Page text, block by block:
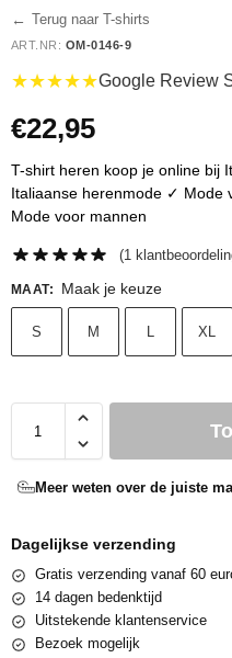
← Terug naar T-shirts
ART.NR: OM-0146-9
★★★★★Google Review
€22,95
T-shirt heren koop je online bij
Italiaanse herenmode ✓
Mode voor mannen
(1
MAAT: Maak je keuze
S M L XL
Meer weten over de juiste
Dagelijkse verzending
Gratis verzending vanaf 60
14 dagen bedenktijd
Uitstekende klantenservice
Bezoek mogelijk